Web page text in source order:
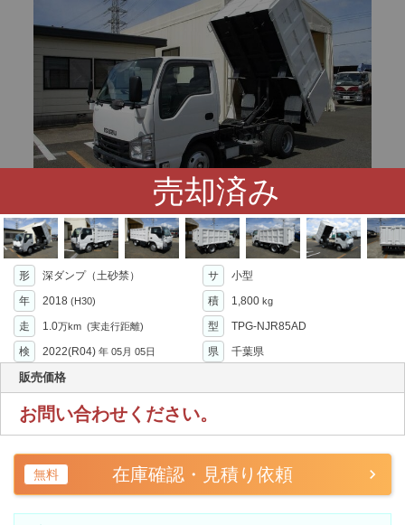
売却済み
形 深ダンプ（土砂禁） サ
小型
年
2018 (H30) 積 1,800 kg
走 1.0万km (実走行距離) 型
TPG-NJR85AD
検
2022(R04) 年 05月 05日 県 千葉県
販売価格
お問い合わせください。
無料 在庫確認・見積り依頼